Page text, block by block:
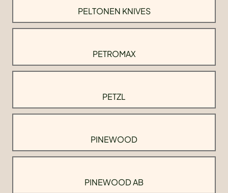
PELTONEN KNIVES
PETROMAX
PETZL
PINEWOOD
PINEWOOD AB